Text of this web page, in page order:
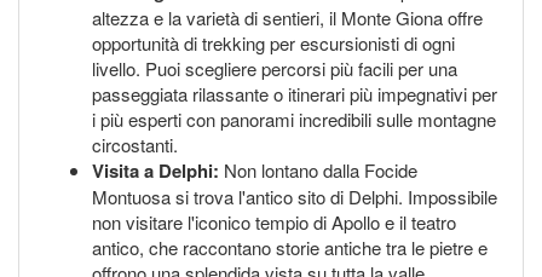
altezza e la varietà di sentieri, il Monte Giona offre
opportunità di trekking per escursionisti di ogni
livello. Puoi scegliere percorsi più facili per una
passeggiata rilassante o itinerari più impegnativi per
i più esperti con panorami incredibili sulle montagne
circostanti.
Visita a Delphi: Non lontano dalla Focide
Montuosa si trova l'antico sito di Delphi. Impossibile
non visitare l'iconico tempio di Apollo e il teatro
antico, che raccontano storie antiche tra le pietre e